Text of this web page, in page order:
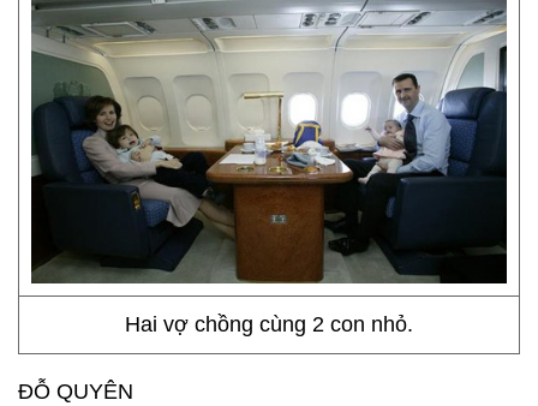
Hai vợ chồng cùng 2 con nhỏ.
ĐỖ QUYÊN